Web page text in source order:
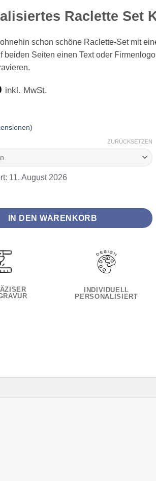
Raclette Set
schon schöne Raclette-Set mit
beiden Seiten einen Text oder
inkl. MwSt.
ZURÜCKSETZEN
11. August 2026
Raclette Set Kuhn Rikon Menge
IN DEN WARENKORB
INDIVIDUELL
PERSONALISIERT